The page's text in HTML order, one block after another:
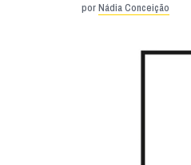
porNádia Conceição